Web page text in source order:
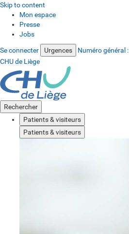
Skip to content
Mon espace
Presse
Jobs
Se connecter Urgences Numéro général :
CHU de Liège
Rechercher
Patients & visiteurs
Patients & visiteurs